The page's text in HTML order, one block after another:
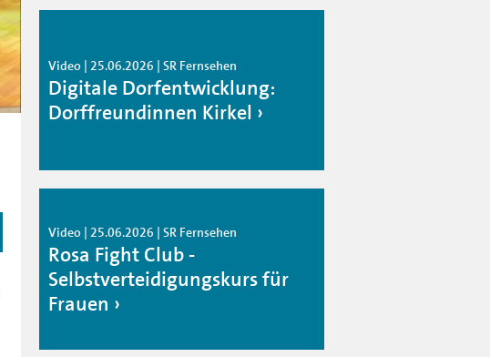
Video | 25.06.2026 | SR Fernsehen
Digitale Dorfentwicklung:
Dorffreundinnen Kirkel
Video | 25.06.2026 | SR Fernsehen
Rosa Fight Club -
Selbstverteidigungskurs für
Frauen